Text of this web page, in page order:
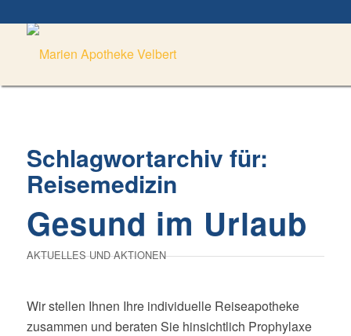
Schlagwortarchiv für:
Reisemedizin
Gesund im Urlaub
AKTUELLES UND AKTIONEN
Wir stellen Ihnen Ihre individuelle Reiseapotheke
zusammen und beraten Sie hinsichtlich Prophylaxe